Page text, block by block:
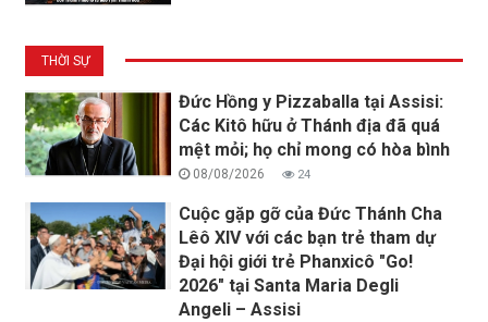
THỜI SỰ
Đức Hồng y Pizzaballa tại Assisi:
Các Kitô hữu ở Thánh địa đã quá
mệt mỏi; họ chỉ mong có hòa bình
08/08/2026 24
Cuộc gặp gỡ của Đức Thánh Cha
Lêô XIV với các bạn trẻ tham dự
Đại hội giới trẻ Phanxicô "Go!
2026" tại Santa Maria Degli
Angeli – Assisi